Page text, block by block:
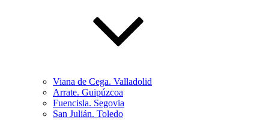
Viana de Cega. Valladolid
Arrate. Guipúzcoa
Fuencisla. Segovia
San Julián. Toledo